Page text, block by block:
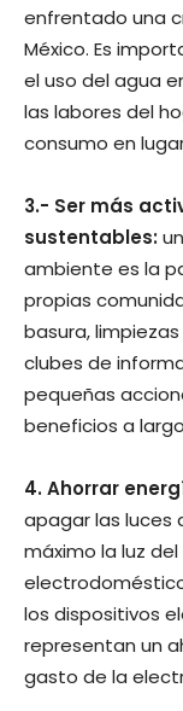
enfrentado una
México. Es
el uso del agua
las labores del
consumo en
3.- Ser más
sustentables:
ambiente es la
propias
basura,
clubes de
pequeñas
beneficios a
4. Ahorrar
apagar las luces
máximo la luz
los dispositivos
representan un
gasto de la